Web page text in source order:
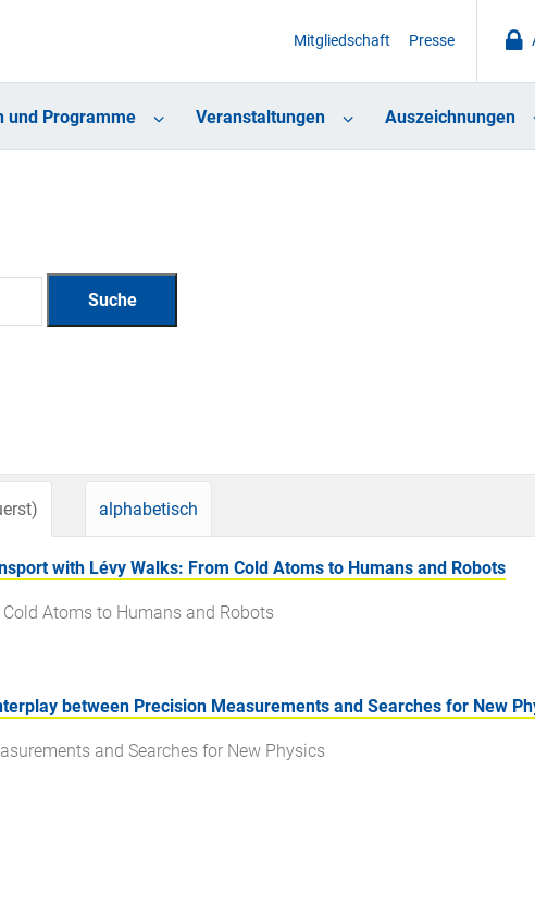
Mitgliedschaft Presse
und Programme Veranstaltungen Auszeichnungen
alphabetisch
with Lévy Walks: From Cold Atoms to Humans and Robots
Atoms to Humans and Robots
between Precision Measurements and Searches for New
and Searches for New Physics